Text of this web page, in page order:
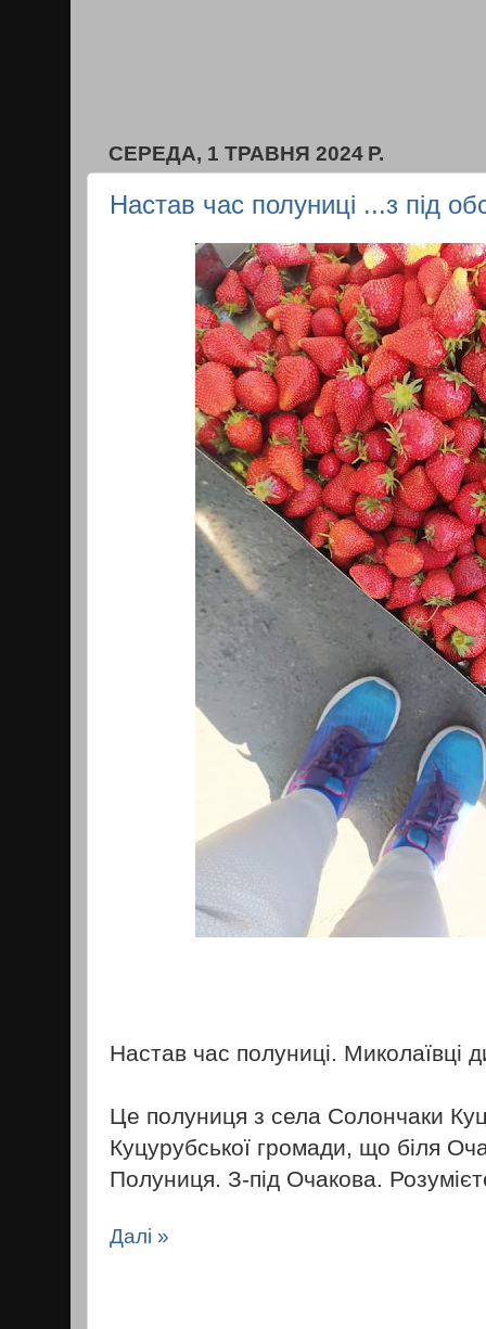
СЕРЕДА, 1 ТРАВНЯ 2024 Р.
Настав час полуниці ...з під
Настав час полуниці. Миколаївці
Це полуниця з села Солончаки
Куцурубської громади, що біля
Полуниця. З-під Очакова.
Далі »